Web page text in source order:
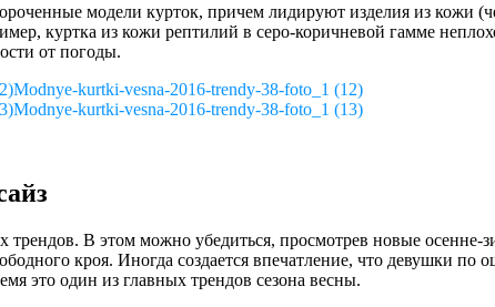
модели курток, причем лидируют изделия из
куртка из кожи рептилий в серо-коричневой гамме
от погоды.
Modnye-kurtki-vesna-2016-trendy-38-foto_1 (12)
Modnye-kurtki-vesna-2016-trendy-38-foto_1 (13)
трендов. В этом можно убедиться, просмотрев новые
кроя. Иногда создается впечатление, что девушки по
это один из главных трендов сезона весны.